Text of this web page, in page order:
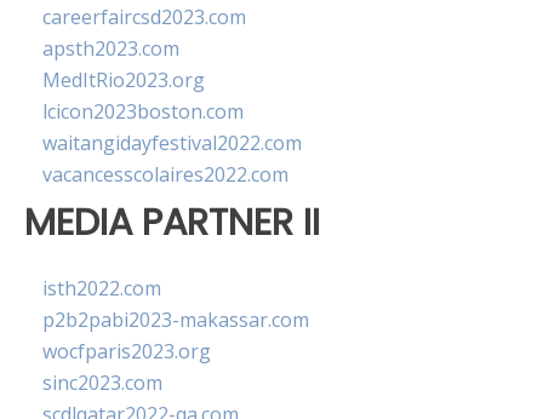
careerfaircsd2023.com
apsth2023.com
MedItRio2023.org
lcicon2023boston.com
waitangidayfestival2022.com
vacancesscolaires2022.com
MEDIA PARTNER II
isth2022.com
p2b2pabi2023-makassar.com
wocfparis2023.org
sinc2023.com